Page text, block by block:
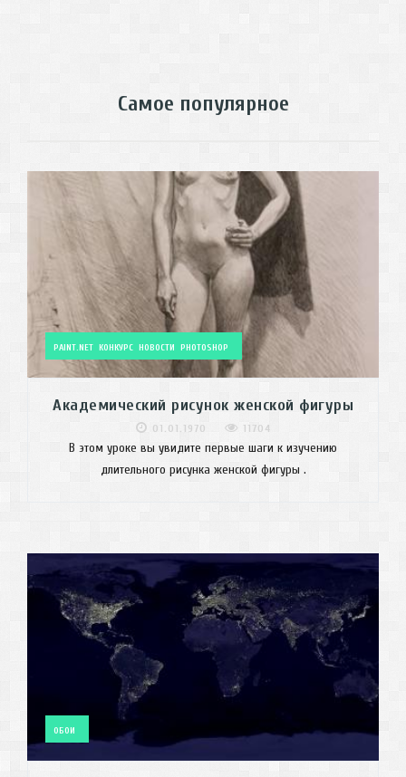
Самое популярное
PAINT.NET КОНКУРС НОВОСТИ PHOTOSHOP
Академический рисунок женской фигуры
01.01.1970 11704
В этом уроке вы увидите первые шаги к изучению
длительного рисунка женской фигуры .
ОБОИ